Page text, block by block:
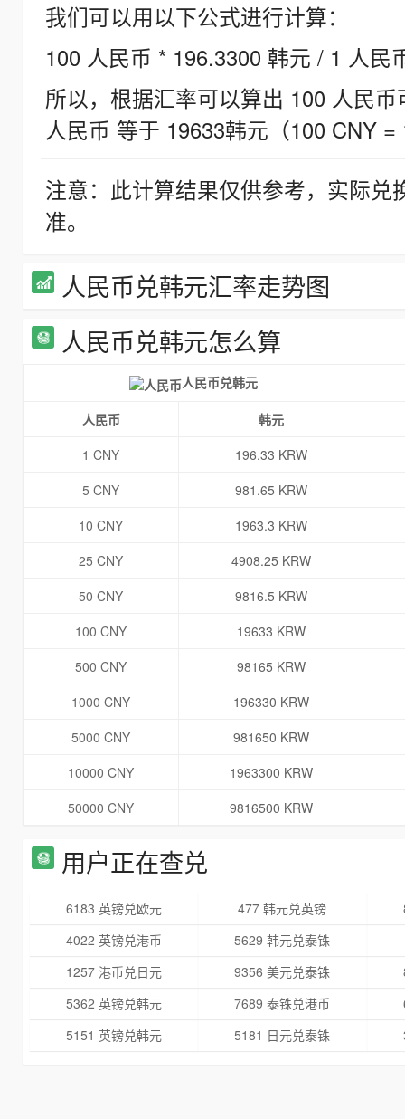
我们可以用以下公式进行计算：
100 人民币 * 196.3300 韩元 / 1 人民
所以，根据汇率可以算出 100 人民
人民币 等于 19633韩元（100 CNY =
注意：此计算结果仅供参考，实际
准。
人民币兑韩元汇率走势图
人民币兑韩元怎么算
人民币兑韩元
人民币
韩元
1 CNY
196.33 KRW
5 CNY
981.65 KRW
10 CNY
1963.3 KRW
25 CNY
4908.25 KRW
50 CNY
9816.5 KRW
100 CNY
19633 KRW
500 CNY
98165 KRW
1000 CNY
196330 KRW
5000 CNY
981650 KRW
10000 CNY
1963300 KRW
50000 CNY
9816500 KRW
用户正在查兑
6183 英镑兑欧元 477 韩元兑英镑
4022 英镑兑港币
5629 韩元兑泰铢
1257 港币兑日元
9356 美元兑泰铢
5362 英镑兑韩元
7689 泰铢兑港币
5151 英镑兑韩元
5181 日元兑泰铢